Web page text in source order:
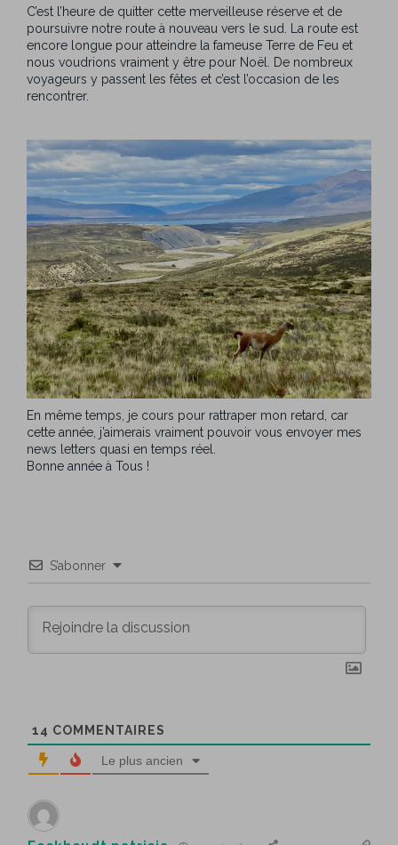
C’est l’heure de quitter cette merveilleuse réserve et de
poursuivre notre route à nouveau vers le sud. La route est
encore longue pour atteindre la fameuse Terre de Feu et
nous voudrions vraiment y être pour Noël. De nombreux
voyageurs y passent les fêtes et c’est l’occasion de les
rencontrer.
En même temps, je cours pour rattraper mon retard, car
cette année, j’aimerais vraiment pouvoir vous envoyer mes
news letters quasi en temps réel.
Bonne année à Tous !
S’abonner
14 COMMENTAIRES
Le plus ancien